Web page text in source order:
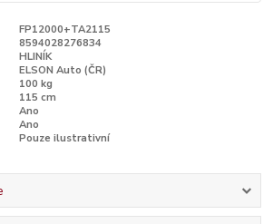
FP12000+TA2115
8594028276834
HLINÍK
ELSON Auto (ČR)
100 kg
115 cm
Ano
Ano
Pouze ilustrativní